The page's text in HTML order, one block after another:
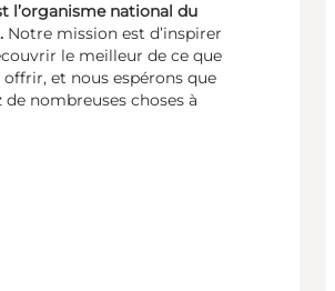
l’organisme national du
Notre mission est d’inspirer
le meilleur de ce que
et nous espérons que
nombreuses choses à